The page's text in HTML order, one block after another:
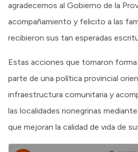
agradecemos al Gobierno de la
acompañamiento y felicito a las
recibieron sus tan esperadas
Estas acciones que tomaron
parte de una política provincial
infraestructura comunitaria y
las localidades rionegrinas
que mejoran la calidad de vida de